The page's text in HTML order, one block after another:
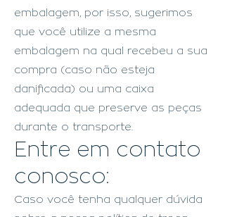
embalagem, por isso, sugerimos
que você utilize a mesma
embalagem na qual recebeu a sua
compra (caso não esteja
danificada) ou uma caixa
adequada que preserve as peças
durante o transporte.
Entre em contato
conosco:
Caso você tenha qualquer dúvida